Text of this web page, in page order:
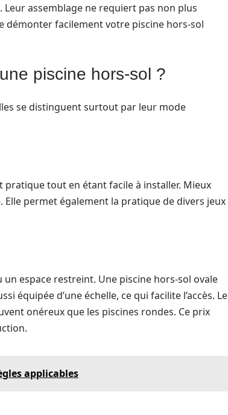
assemblage ne requiert pas non plus
démonter facilement votre piscine hors-sol
piscine hors-sol ?
se distinguent surtout par leur mode
tout en étant facile à installer. Mieux
Elle permet également la pratique de divers jeux
espace restreint. Une piscine hors-sol ovale
équipée d’une échelle, ce qui facilite l’accès. Le
onéreux que les piscines rondes. Ce prix
applicables